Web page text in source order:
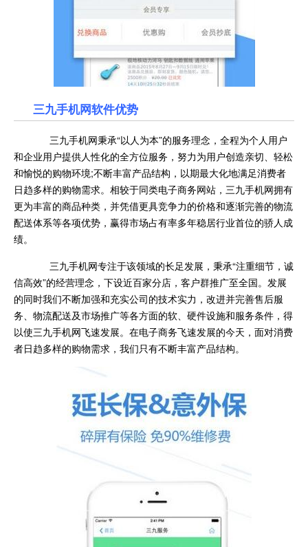
三九手机网软件优势
三九手机网秉承“以人为本”的服务理念，全程为个人用户
和企业用户提供人性化的全方位服务，努力为用户创造亲切、轻松
和愉悦的购物环境;不断丰富产品结构，以期最大化地满足消费者
日趋多样的购物需求。相较于同类电子商务网站，三九手机网拥有
更为丰富的商品种类，并凭借更具竞争力的价格和逐渐完善的物流
配送体系等各项优势，赢得市场占有率多年稳居行业首位的骄人成
绩。
三九手机网专注于该领域的长足发展，秉承“注重细节，诚
信高效”的经营理念，下设近百家分店，客户群推广至全国。发展
的同时我们不断加强和充实公司的技术实力，改进并完善售后服
务、物流配送及市场推广等各方面的软、硬件设施和服务条件，得
以使三九手机网飞速发展。在电子商务飞速发展的今天，面对消费
者日趋多样的购物需求，我们只有不断丰富产品结构。